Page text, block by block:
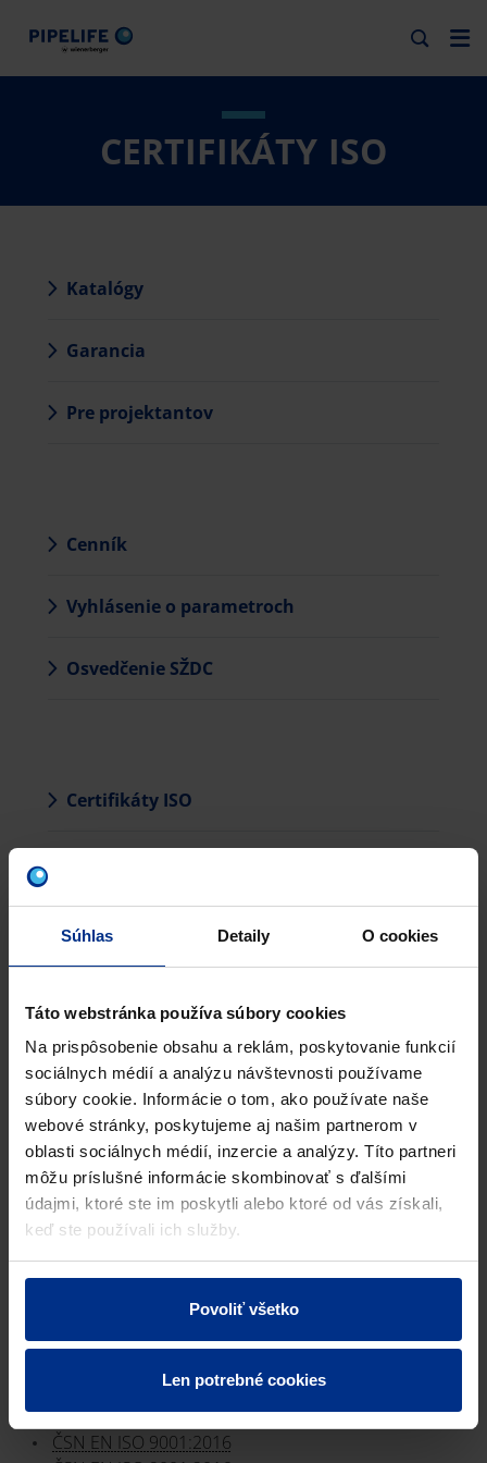
Súhlas Detaily O cookies
Táto webstránka používa súbory cookies
Na prispôsobenie obsahu a reklám, poskytovanie funkcií
sociálnych médií a analýzu návštevnosti používame
súbory cookie. Informácie o tom, ako používate naše
webové stránky, poskytujeme aj našim partnerom v
oblasti sociálnych médií, inzercie a analýzy. Títo partneri
môžu príslušné informácie skombinovať s ďalšími
údajmi, ktoré ste im poskytli alebo ktoré od vás získali,
keď ste používali ich služby.
Povoliť všetko
Len potrebné cookies
CERTIFIKÁTY ISO
Katalógy
Garancia
Pre projektantov
Cenník
Vyhlásenie o parametroch
Osvedčenie SŽDC
Certifikáty ISO
VODP
Výrobkové certifikáty
Výpočtové programy
Reklamačný protokol
CERTIFIKÁTY ISO ITC
ČSN EN ISO 14001:2016
ČSN EN ISO 14001:2016_en
ČSN EN ISO 9001:2016